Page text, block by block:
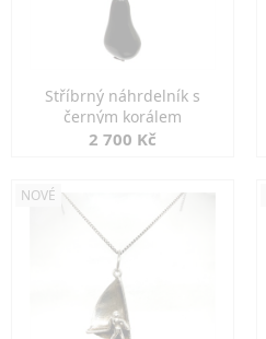
Stříbrný náhrdelník s
černým korálem
2 700 Kč
NOVÉ